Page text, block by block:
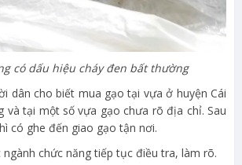
có dấu hiệu cháy đen bất thường
dân cho biết mua gạo tại vựa ở huyện Cái
và tại một số vựa gạo chưa rõ địa chỉ. Sau
có ghe đến giao gạo tận nơi.
chức năng tiếp tục điều tra, làm rõ.